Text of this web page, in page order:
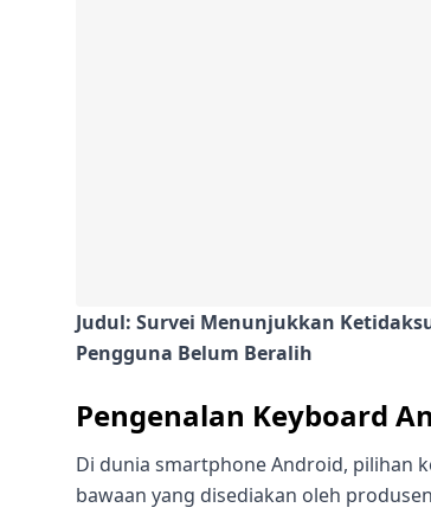
Judul: Survei Menunjukkan
Pengguna Belum Beralih
Pengenalan Keyboard
Di dunia smartphone Android, pilihan
bawaan yang disediakan oleh